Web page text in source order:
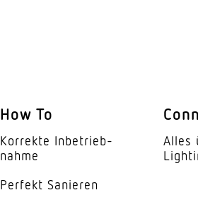
How To
Korrekte Inbe­trieb­
nahme
Perfekt Sanieren
Alles